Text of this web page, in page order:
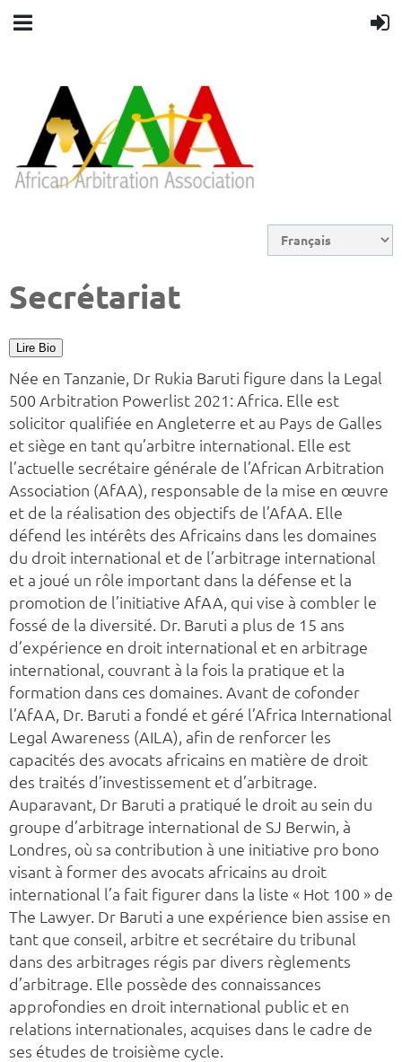
Secrétariat
Lire Bio
Née en Tanzanie, Dr Rukia Baruti figure dans la Legal
500 Arbitration Powerlist 2021: Africa. Elle est
solicitor qualifiée en Angleterre et au Pays de Galles
et siège en tant qu’arbitre international. Elle est
l’actuelle secrétaire générale de l’African Arbitration
Association (AfAA), responsable de la mise en œuvre
et de la réalisation des objectifs de l’AfAA. Elle
défend les intérêts des Africains dans les domaines
du droit international et de l’arbitrage international
et a joué un rôle important dans la défense et la
promotion de l’initiative AfAA, qui vise à combler le
fossé de la diversité. Dr. Baruti a plus de 15 ans
d’expérience en droit international et en arbitrage
international, couvrant à la fois la pratique et la
formation dans ces domaines. Avant de cofonder
l’AfAA, Dr. Baruti a fondé et géré l’Africa International
Legal Awareness (AILA), afin de renforcer les
capacités des avocats africains en matière de droit
des traités d’investissement et d’arbitrage.
Auparavant, Dr Baruti a pratiqué le droit au sein du
groupe d’arbitrage international de SJ Berwin, à
Londres, où sa contribution à une initiative pro bono
visant à former des avocats africains au droit
international l’a fait figurer dans la liste « Hot 100 » de
The Lawyer. Dr Baruti a une expérience bien assise en
tant que conseil, arbitre et secrétaire du tribunal
dans des arbitrages régis par divers règlements
d’arbitrage. Elle possède des connaissances
approfondies en droit international public et en
relations internationales, acquises dans le cadre de
ses études de troisième cycle.